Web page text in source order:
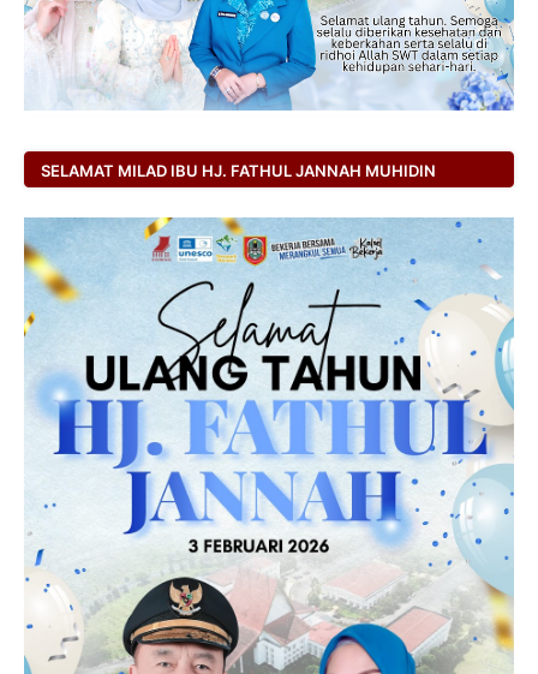
SELAMAT MILAD IBU HJ. FATHUL JANNAH MUHIDIN